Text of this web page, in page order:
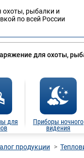
Доставка
для охоты,
для
Приборы ночного
видения
охоты, рыбалки и
по всей России
продукции